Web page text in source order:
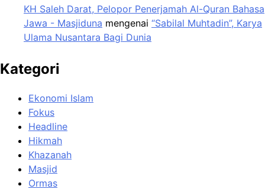
KH Saleh Darat, Pelopor Penerjamah Al-Quran Bahasa
Jawa - Masjiduna mengenai “Sabilal Muhtadin”, Karya
Ulama Nusantara Bagi Dunia
Kategori
Ekonomi Islam
Fokus
Headline
Hikmah
Khazanah
Masjid
Ormas